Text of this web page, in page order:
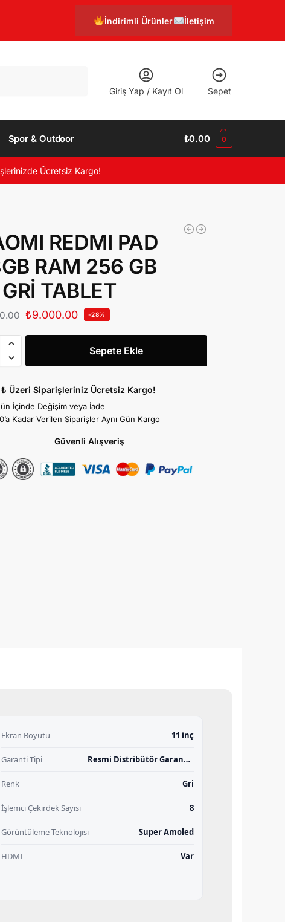
İndirimli Ürünler İletişim
Giriş Yap / Kayıt Ol Sepet
Spor & Outdoor ₺0.00 0
Ücretsiz Kargo!
REDMI PAD
RAM 256 GB
GRİ TABLET
₺9.000.00 -28%
Sepete Ekle
₺ Üzeri Siparişleriniz Ücretsiz Kargo!
İçinde Değişim veya İade
Kadar Verilen Siparişler Aynı Gün Kargo
Güvenli Alışveriş
Ekran Boyutu 11 inç
Garanti Tipi Resmi Distribütör Garantili
Renk Gri
İşlemci Çekirdek Sayısı 8
Görüntüleme Teknolojisi Super Amoled
HDMI Var